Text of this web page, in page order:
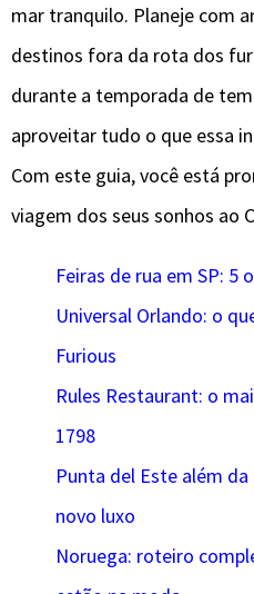
mar tranquilo. Planeje com
destinos fora da rota dos
durante a temporada de
aproveitar tudo o que essa
Com este guia, você está
viagem dos seus sonhos ao
Feiras de rua em SP:
Universal Orlando: o
Furious
Rules Restaurant: o
1798
Punta del Este além
novo luxo
Noruega: roteiro